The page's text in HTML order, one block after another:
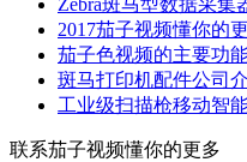
Zebra斑马型数据采
2017茄子视频懂你的
茄子色视频的主要功
斑马打印机配件公司
工业级扫描枪移动智
联系茄子视频懂你的更多